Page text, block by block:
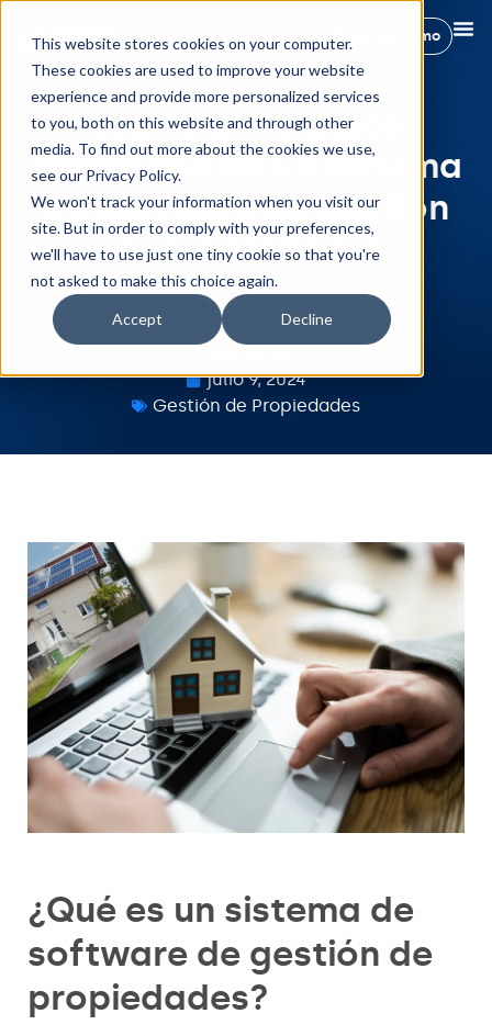
This website stores cookies on your computer.
These cookies are used to improve your website
experience and provide more personalized services
to you, both on this website and through other
media. To find out more about the cookies we use,
see our Privacy Policy.
We won't track your information when you visit our
site. But in order to comply with your preferences,
we'll have to use just one tiny cookie so that you're
not asked to make this choice again.
Accept Decline
Reservar demo
Los 10 principales
beneficios de un sistema
de software de gestión
de propiedades
julio 9, 2024
Gestión de Propiedades
¿Qué es un sistema de
software de gestión de
propiedades?